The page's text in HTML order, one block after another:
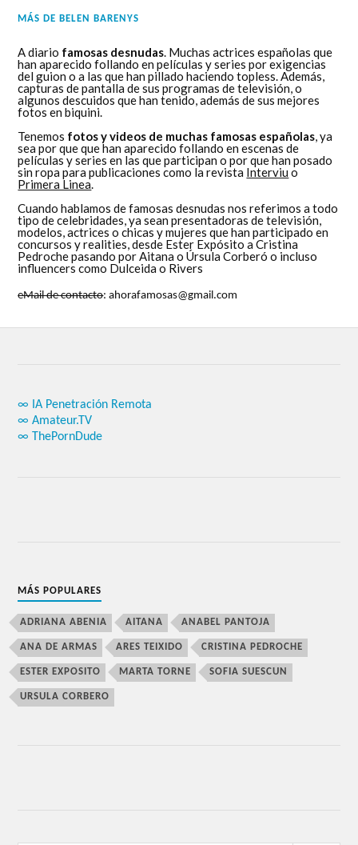
MÁS DE BELEN BARENYS
A diario famosas desnudas. Muchas actrices españolas que
han aparecido follando en películas y series por exigencias
del guion o a las que han pillado haciendo topless. Además,
capturas de pantalla de sus programas de televisión, o
algunos descuidos que han tenido, además de sus mejores
fotos en biquini.
Tenemos fotos y videos de muchas famosas españolas, ya
sea por que que han aparecido follando en escenas de
películas y series en las que participan o por que han posado
sin ropa para publicaciones como la revista Interviu o
Primera Linea.
Cuando hablamos de famosas desnudas nos referimos a todo
tipo de celebridades, ya sean presentadoras de televisión,
modelos, actrices o chicas y mujeres que han participado en
concursos y realities, desde Ester Expósito a Cristina
Pedroche pasando por Aitana o Úrsula Corberó o incluso
influencers como Dulceida o Rivers
eMail de contacto: ahorafamosas@gmail.com
∞ IA Penetración Remota
∞ Amateur.TV
∞ ThePornDude
MÁS POPULARES
ADRIANA ABENIA AITANA ANABEL PANTOJA
ANA DE ARMAS ARES TEIXIDO CRISTINA PEDROCHE
ESTER EXPOSITO MARTA TORNE SOFIA SUESCUN
URSULA CORBERO